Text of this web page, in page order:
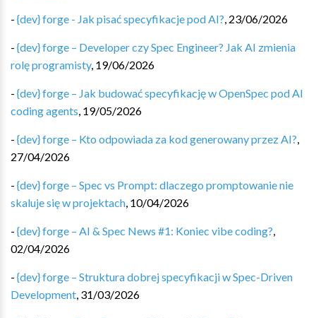
- {dev} forge - Jak pisać specyfikacje pod AI?, 23/06/2026
- {dev} forge – Developer czy Spec Engineer? Jak AI zmienia
rolę programisty, 19/06/2026
- {dev} forge – Jak budować specyfikację w OpenSpec pod AI
coding agents, 19/05/2026
- {dev} forge – Kto odpowiada za kod generowany przez AI?,
27/04/2026
- {dev} forge – Spec vs Prompt: dlaczego promptowanie nie
skaluje się w projektach, 10/04/2026
- {dev} forge – AI & Spec News #1: Koniec vibe coding?,
02/04/2026
- {dev} forge – Struktura dobrej specyfikacji w Spec-Driven
Development, 31/03/2026